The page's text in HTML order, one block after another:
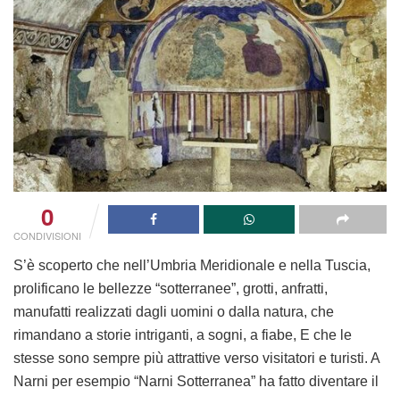
0
CONDIVISIONI
S’è scoperto che nell’Umbria Meridionale e nella Tuscia,
prolificano le bellezze “sotterranee”, grotti, anfratti,
manufatti realizzati dagli uomini o dalla natura, che
rimandano a storie intriganti, a sogni, a fiabe, E che le
stesse sono sempre più attrattive verso visitatori e turisti. A
Narni per esempio “Narni Sotterranea” ha fatto diventare il